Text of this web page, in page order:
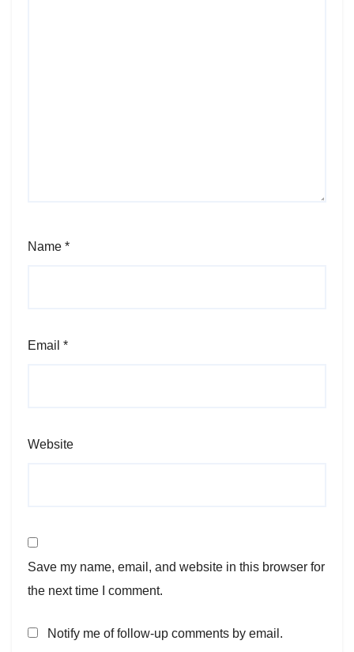
Name *
Email *
Website
Save my name, email, and website in this browser for
the next time I comment.
Notify me of follow-up comments by email.